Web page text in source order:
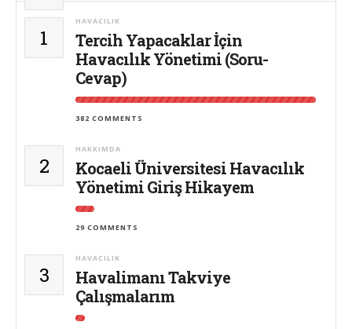
1
HAVACILIK
Tercih Yapacaklar İçin
Havacılık Yönetimi (Soru-
Cevap)
382 COMMENTS
2
HAKKIMDA
Kocaeli Üniversitesi Havacılık
Yönetimi Giriş Hikayem
29 COMMENTS
3
HAVACILIK
Havalimanı Takviye
Çalışmalarım